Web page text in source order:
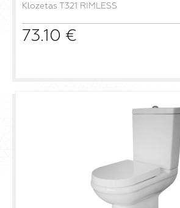
Klozetas T321 RIMLESS
73.10 €